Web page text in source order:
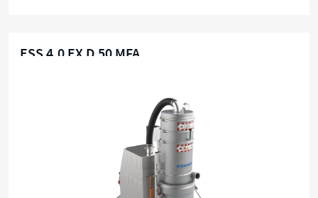
ESS 4,0 EX D 50 MFA